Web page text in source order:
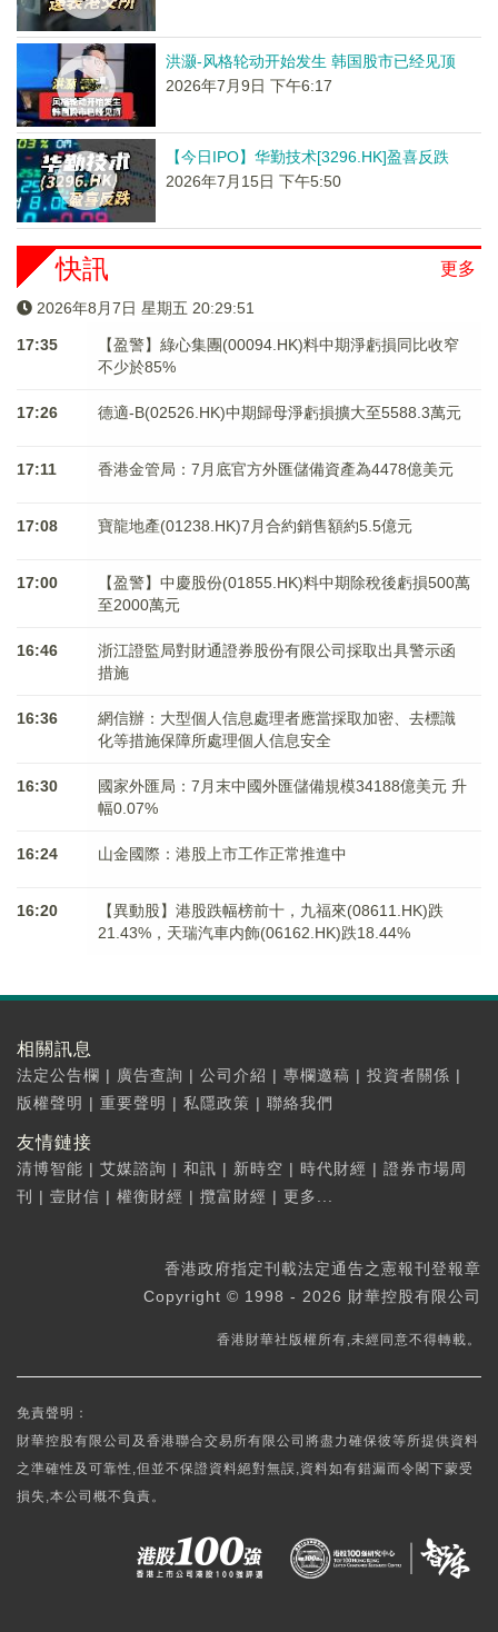
洪灏-风格轮动开始发生 韩国股市已经见顶
2026年7月9日 下午6:17
【今日IPO】华勤技术[3296.HK]盈喜反跌
2026年7月15日 下午5:50
更多
快訊
2026年8月7日 星期五 20:29:51
17:35
【盈警】綠心集團(00094.HK)料中期淨虧損同比收窄
不少於85%
17:26 德適-B(02526.HK)中期歸母淨虧損擴大至5588.3萬元
17:11 香港金管局：7月底官方外匯儲備資產為4478億美元
17:08 寶龍地產(01238.HK)7月合約銷售額約5.5億元
17:00
【盈警】中慶股份(01855.HK)料中期除稅後虧損500萬
至2000萬元
16:46
浙江證監局對財通證券股份有限公司採取出具警示函
措施
16:36
網信辦：大型個人信息處理者應當採取加密、去標識
化等措施保障所處理個人信息安全
16:30
國家外匯局：7月末中國外匯儲備規模34188億美元 升
幅0.07%
16:24 山金國際：港股上市工作正常推進中
16:20
【異動股】港股跌幅榜前十，九福來(08611.HK)跌
21.43%，天瑞汽車内飾(06162.HK)跌18.44%
相關訊息
法定公告欄 | 廣告查詢 | 公司介紹 | 專欄邀稿 | 投資者關係 |
版權聲明 | 重要聲明 | 私隱政策 | 聯絡我們
友情鏈接
清博智能 | 艾媒諮詢 | 和訊 | 新時空 | 時代財經 | 證券市場周
刊
| 壹財信 | 權衡財經 | 攬富財經 | 更多...
香港政府指定刊載法定通告之憲報刊登報章
Copyright © 1998 - 2026 財華控股有限公司
香港財華社版權所有,未經同意不得轉載。
免責聲明：
財華控股有限公司及香港聯合交易所有限公司將盡力確保彼等所提供資料
之準確性及可靠性,但並不保證資料絕對無誤,資料如有錯漏而令閣下蒙受
損失,本公司概不負責。